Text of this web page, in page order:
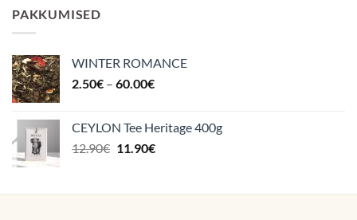
PAKKUMISED
WINTER ROMANCE
2.50€ – 60.00€Hinnavahemik:
60.00€
CEYLON Tee Heritage 400g
12.90€ Algne
12.90€.
11.90€Praegune
11.90€.